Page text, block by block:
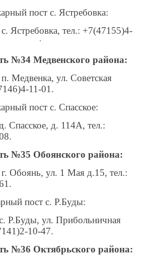
пост с. Ястребовка:
Ястребовка, тел.: +7(47155)4-
№34 Медвенского района:
Медвенка, ул. Советская
11-01.
пост с. Спасское:
Спасское, д. 114А, тел.:
№35 Обоянского района:
Обоянь, ул. 1 Мая д.15, тел.:
пост с. Р.Буды:
Р.Буды, ул. Прибольничная
10-47.
№36 Октябрьского района: